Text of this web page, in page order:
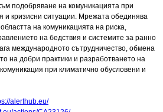
подобряване на комуникацията при
и кризисни ситуации. Мрежата обединява
на комуникацията на риска,
на бедствия и системите за ранно
международното сътрудничество, обмена
на добри практики и разработването на
при климатично обусловени и
alerthub.eu/